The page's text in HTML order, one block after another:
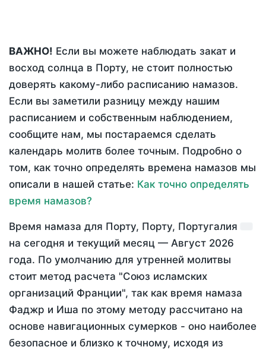
ВАЖНО! Если вы можете наблюдать закат и
восход солнца в Порту, не стоит полностью
доверять какому-либо расписанию намазов.
Если вы заметили разницу между нашим
расписанием и собственным наблюдением,
сообщите нам, мы постараемся сделать
календарь молитв более точным. Подробно о
том, как точно определять времена намазов мы
описали в нашей статье: Как точно определять
время намазов?
Время намаза для Порту, Порту, Португалия
на сегодня и текущий месяц — Август 2026
года. По умолчанию для утренней молитвы
стоит метод расчета "Союз исламских
организаций Франции", так как время намаза
Фаджр и Иша по этому методу рассчитано на
основе навигационных сумерков - оно наиболее
безопасное и близко к точному, исходя из